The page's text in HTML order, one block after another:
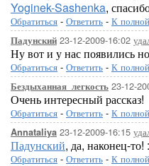
Yoginek-Sashenka,
Обратиться - Ответить - К
Падунский 23-12-2009-16:02
Ну вот и у нас появились
Обратиться - Ответить - К
Бездыханная_легкость 23-12-
Очень интересный рассказ!
Обратиться - Ответить - К
Annataliya 23-12-2009-16:15
Падунский, да, наконец-то!
Обратиться - Ответить - К